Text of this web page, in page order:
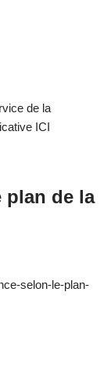
de la
ICI
plan de la
selon-le-plan-